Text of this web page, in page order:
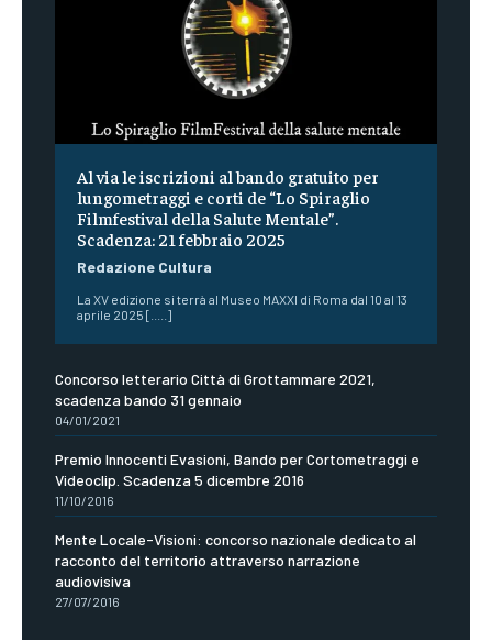
Al via le iscrizioni al bando gratuito per
lungometraggi e corti de “Lo Spiraglio
Filmfestival della Salute Mentale”.
Scadenza: 21 febbraio 2025
Redazione Cultura
La XV edizione si terrà al Museo MAXXI di Roma dal 10 al 13
aprile 2025 [.....]
Concorso letterario Città di Grottammare 2021,
scadenza bando 31 gennaio
04/01/2021
Premio Innocenti Evasioni, Bando per Cortometraggi e
Videoclip. Scadenza 5 dicembre 2016
11/10/2016
Mente Locale-Visioni: concorso nazionale dedicato al
racconto del territorio attraverso narrazione
audiovisiva
27/07/2016